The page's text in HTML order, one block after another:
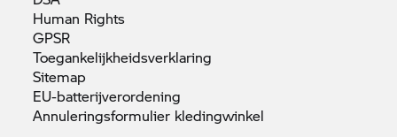
Human Rights
GPSR
Toegankelijkheidsverklaring
Sitemap
EU-batterijverordening
Annuleringsformulier kledingwinkel